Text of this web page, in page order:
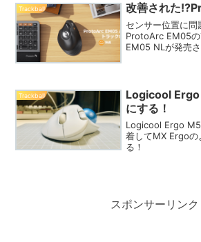
Trackball 改善された
センサー位置に問
ProtoArc EM05
EM05 NLが発売
Trackball
Logicool
にする！
Logicool Ergo
着してMX Ergoの
る！
スポンサーリンク